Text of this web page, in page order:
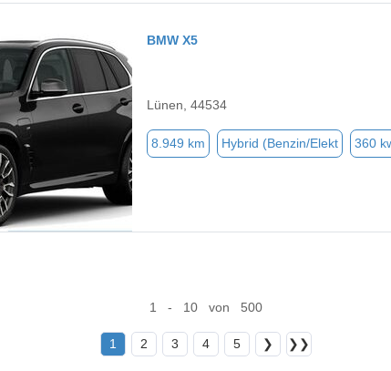
BMW X5
Lünen, 44534
8.949 km Hybrid (Benzin/Elekt 360
1 - 10 von 500
1 2 3 4 5 ❯ ❯❯